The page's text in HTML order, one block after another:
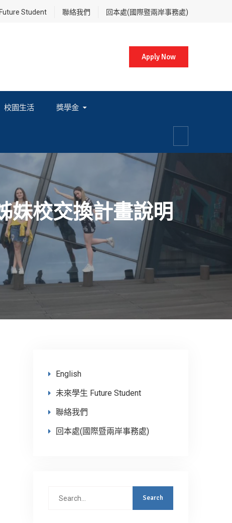
Student 聯絡我們 回本處(國際暨兩岸事務處)
Apply Now
校園生活 獎學金
妹校交換計畫說明
English
未來學生 Future Student
聯絡我們
回本處(國際暨兩岸事務處)
Search